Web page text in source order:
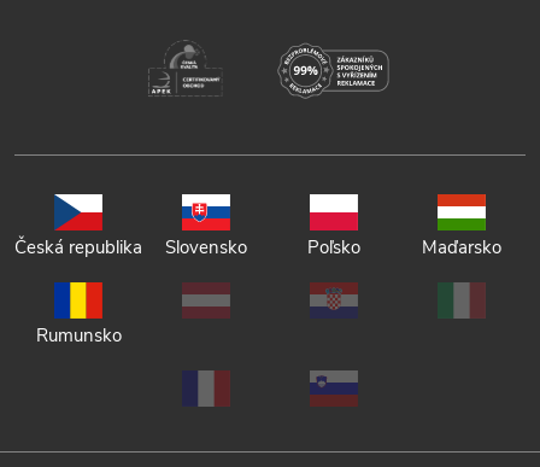
Česká republika Slovensko Poľsko Maďarsko
Rumunsko